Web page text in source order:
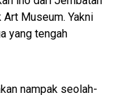
Museum. Yakni
yang tengah
nampak seolah-